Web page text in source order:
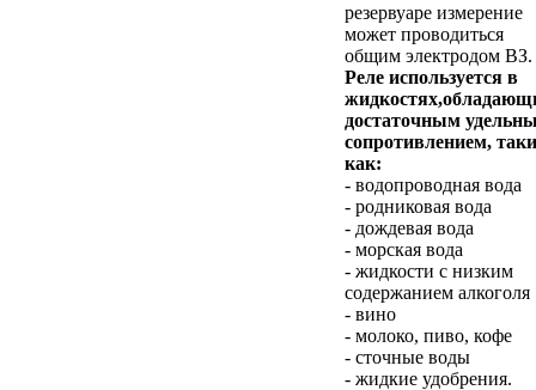
резервуаре измерение
может проводиться
общим электродом ВЗ.
Реле используется в
достаточным
сопротивлением,
как:
- водопроводная вода
- родниковая вода
- дождевая вода
- морская вода
- жидкости с низким
содержанием алкоголя
- вино
- молоко, пиво, кофе
- сточные воды
- жидкие удобрения.